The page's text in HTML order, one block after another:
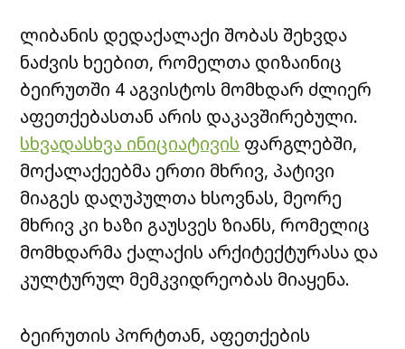
ლიბანის დედაქალაქი შობას შეხვდა
ნაძვის ხეებით, რომელთა დიზაინიც
ბეირუთში 4 აგვისტოს მომხდარ ძლიერ
აფეთქებასთან არის დაკავშირებული.
სხვადასხვა ინიციატივის ფარგლებში,
მოქალაქეებმა ერთი მხრივ, პატივი
მიაგეს დაღუპულთა ხსოვნას, მეორე
მხრივ კი ხაზი გაუსვეს ზიანს, რომელიც
მომხდარმა ქალაქის არქიტექტურასა და
კულტურულ მემკვიდრეობას მიაყენა.
ბეირუთის პორტთან, აფეთქების